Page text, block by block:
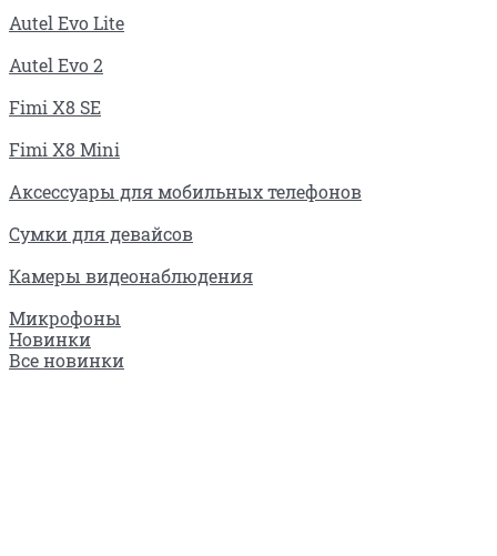
Autel Evo Lite
Autel Evo 2
Fimi X8 SE
Fimi X8 Mini
Аксессуары для мобильных телефонов
Сумки для девайсов
Камеры видеонаблюдения
Микрофоны
Новинки
Все новинки